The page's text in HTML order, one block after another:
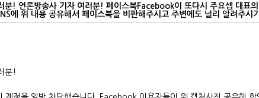
! 언론방송사 기자 여러분! 페이스북Facebook이 또다시 주요셉 대표
에 위 내용 공유해서 페이스북을 비판해주시고 주변에도 널리 알려주
분!